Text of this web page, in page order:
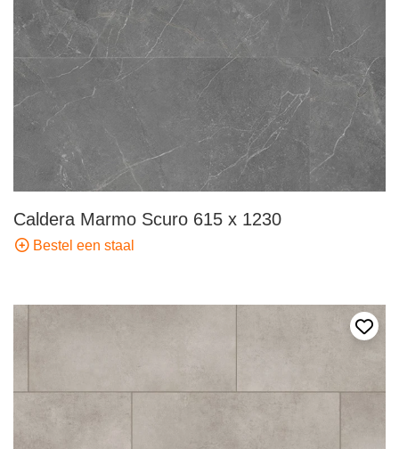
Caldera Marmo Scuro 615 x 1230
Bestel een staal
Voeg